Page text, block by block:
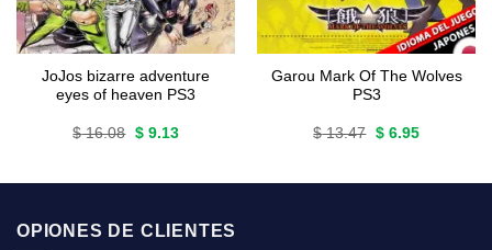
JoJos bizarre adventure
eyes of heaven PS3
$16.08 Original
$9.13Current
Garou Mark Of The Wolves
PS3
$13.47 Original
$6.95Current
OPIONES DE CLIENTES